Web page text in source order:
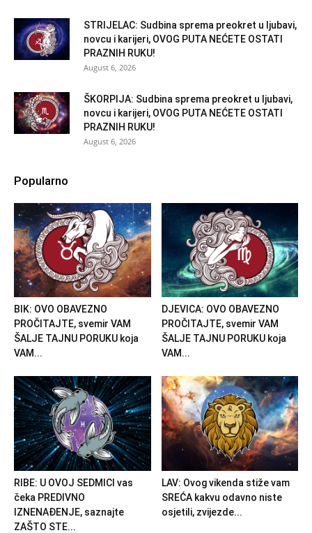
STRIJELAC: Sudbina sprema preokret u ljubavi,
novcu i karijeri, OVOG PUTA NEĆETE OSTATI
PRAZNIH RUKU!
August 6, 2026
ŠKORPIJA: Sudbina sprema preokret u ljubavi,
novcu i karijeri, OVOG PUTA NEĆETE OSTATI
PRAZNIH RUKU!
August 6, 2026
Popularno
BIK: OVO OBAVEZNO
PROČITAJTE, svemir VAM
ŠALJE TAJNU PORUKU koja
VAM...
DJEVICA: OVO OBAVEZNO
PROČITAJTE, svemir VAM
ŠALJE TAJNU PORUKU koja
VAM...
RIBE: U OVOJ SEDMICI vas
čeka PREDIVNO
IZNENAĐENJE, saznajte
ZAŠTO STE...
LAV: Ovog vikenda stiže vam
SREĆA kakvu odavno niste
osjetili, zvijezde...